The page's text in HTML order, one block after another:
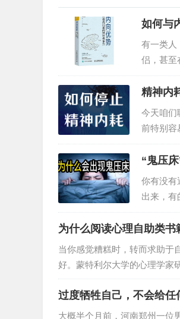
如何与
有一类人
侣，甚至
“跟你过
们之所以
对于爱
是以行
精神内
今天咱们
前特别容
儿情绪低
134分，
多少都
谈恋爱
“鬼压
你有没有
出来，有
迷信的角
出现是有
扫把星
描述那种
为什么阅读心理自助类书
当你感觉糟糕时，转而求助于
好。蒙特利尔大学的心理学家
表现出更多抑郁症状。一项小
源产生反应的倾向，通过唾液
症状。一半的被试自述称阅
过度牺牲自己，不会给任
大概半个月前，河南郑州一位